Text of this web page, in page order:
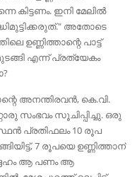
കിട്ടണം. ഇനി മേലിൽ
അതോടെ
ഉണ്ണിത്താന്റെ പാട്ട്
എന്ന് പ്രത്യേകം
അനന്തിരവൻ, കെ.വി.
സംഭവം സൂചിപ്പിച്ചു. ഒരു
പ്രതിഫലം 10 രൂപ
7 രൂപയെ ഉണ്ണിത്താന്
ആ പണം ആ